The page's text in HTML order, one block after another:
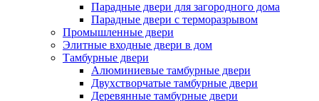
Парадные двери для загородного дома
Парадные двери с терморазрывом
Промышленные двери
Элитные входные двери в дом
Тамбурные двери
Алюминиевые тамбурные двери
Двухстворчатые тамбурные двери
Деревянные тамбурные двери